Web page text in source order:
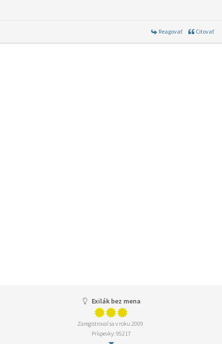
Reagovať Citovať
Exilák bez mena
Zaregistroval sa v roku 2009
Príspevky: 95217